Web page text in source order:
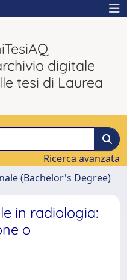
digitale
tesi di Laurea
Ricerca avanzata
(Bachelor's Degree)
in radiologia:
o